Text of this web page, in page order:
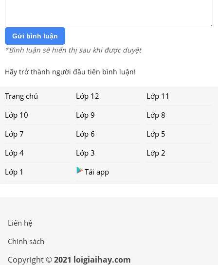
Gửi bình luận
*Bình luận sẽ hiển thị sau khi được duyệt
Hãy trở thành người đầu tiên bình luận!
Trang chủ Lớp 12
Lớp 11
Lớp 10
Lớp 9
Lớp 8
Lớp 7
Lớp 6
Lớp 5
Lớp 4
Lớp 3
Lớp 2
Lớp 1
Tải app
Liên hệ
Chính sách
Copyright ©2021 loigiaihay.com